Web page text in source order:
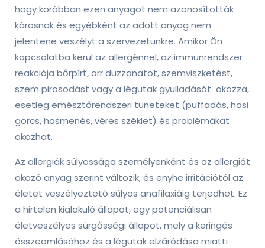
hogy korábban ezen anyagot nem azonosították
károsnak és egyébként az adott anyag nem
jelentene veszélyt a szervezetünkre. Amikor Ön
kapcsolatba kerül az allergénnel, az immunrendszer
reakciója bőrpírt, orr duzzanatot, szemviszketést,
szem pirosodást vagy a légutak gyulladását okozza,
esetleg emésztőrendszeri tüneteket (puffadás, hasi
görcs, hasmenés, véres széklet) és problémákat
okozhat.
Az allergiák súlyossága személyenként és az allergiát
okozó anyag szerint változik, és enyhe irritációtól az
életet veszélyeztető súlyos anafilaxiáig terjedhet. Ez
a hirtelen kialakuló állapot, egy potenciálisan
életveszélyes sürgősségi állapot, mely a keringés
összeomlásához és a légutak elzáródása miatti